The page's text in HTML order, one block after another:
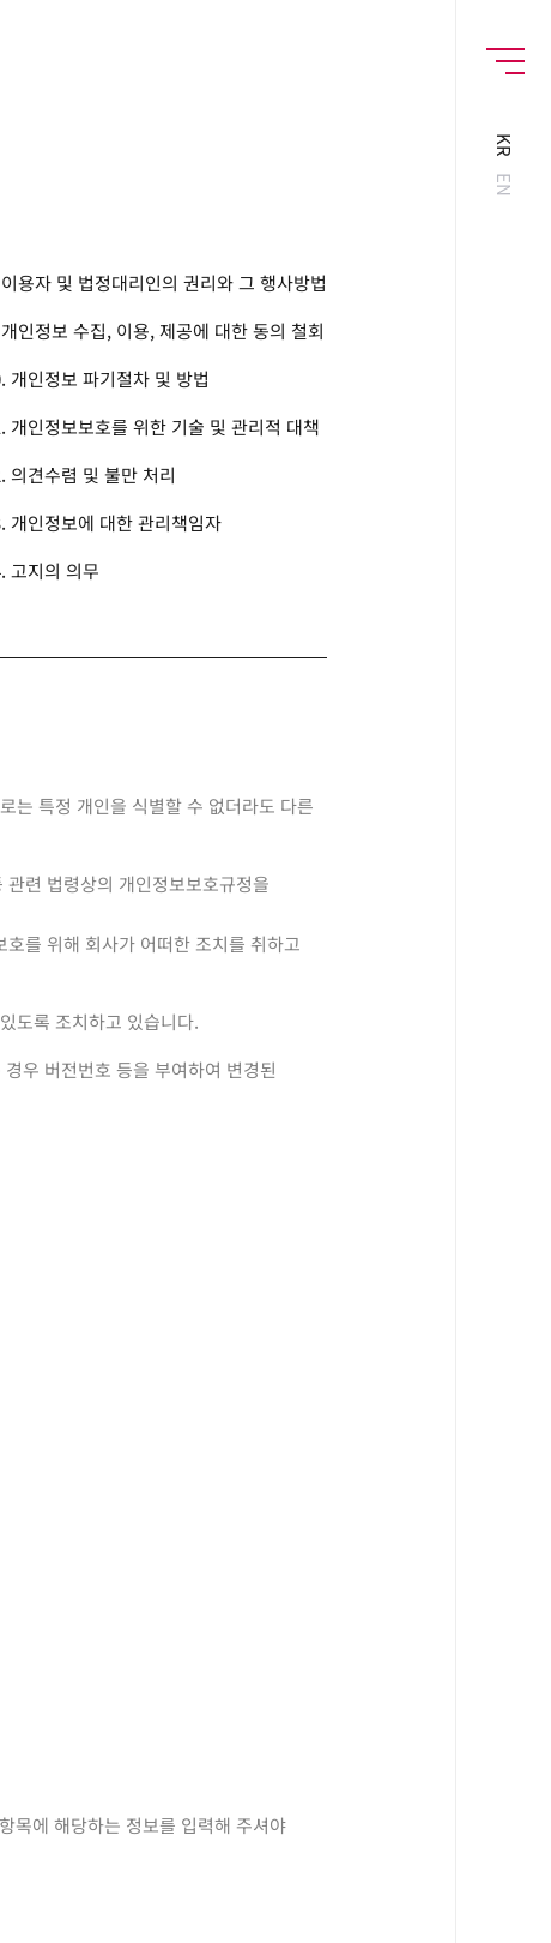
MENU
KR
EN
용자 및 법정대리인의 권리와 그 행사방법
인정보 수집, 이용, 제공에 대한 동의 철회
개인정보 파기절차 및 방법
개인정보보호를 위한 기술 및 관리적 대책
의견수렴 및 불만 처리
개인정보에 대한 관리책임자
고지의 의무
는 특정 개인을 식별할 수 없더라도 다른
련 법령상의 개인정보보호규정을
를 위해 회사가 어떠한 조치를 취하고
도록 조치하고 있습니다.
우 버전번호 등을 부여하여 변경된
목에 해당하는 정보를 입력해 주셔야